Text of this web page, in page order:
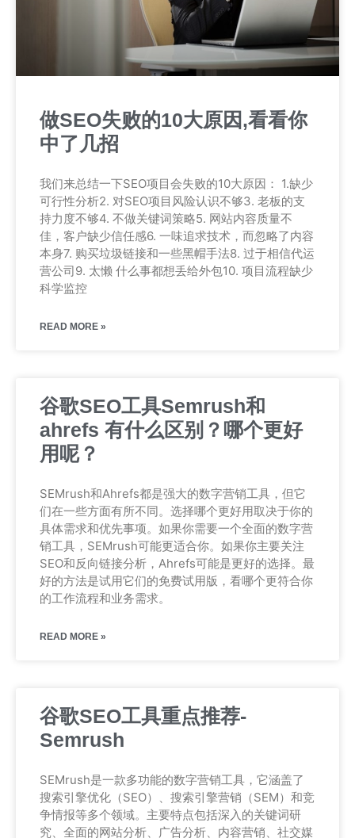
做SEO失败的10大原因,看看你
中了几招
我们来总结一下SEO项目会失败的10大原因： 1.缺少
可行性分析2. 对SEO项目风险认识不够3. 老板的支
持力度不够4. 不做关键词策略5. 网站内容质量不
佳，客户缺少信任感6. 一味追求技术，而忽略了内容
本身7. 购买垃圾链接和一些黑帽手法8. 过于相信代运
营公司9. 太懒 什么事都想丢给外包10. 项目流程缺少
科学监控
READ MORE »
谷歌SEO工具Semrush和
ahrefs 有什么区别？哪个更好
用呢？
SEMrush和Ahrefs都是强大的数字营销工具，但它
们在一些方面有所不同。选择哪个更好用取决于你的
具体需求和优先事项。如果你需要一个全面的数字营
销工具，SEMrush可能更适合你。如果你主要关注
SEO和反向链接分析，Ahrefs可能是更好的选择。最
好的方法是试用它们的免费试用版，看哪个更符合你
的工作流程和业务需求。
READ MORE »
谷歌SEO工具重点推荐-
Semrush
SEMrush是一款多功能的数字营销工具，它涵盖了
搜索引擎优化（SEO）、搜索引擎营销（SEM）和竞
争情报等多个领域。主要特点包括深入的关键词研
究、全面的网站分析、广告分析、内容营销、社交媒